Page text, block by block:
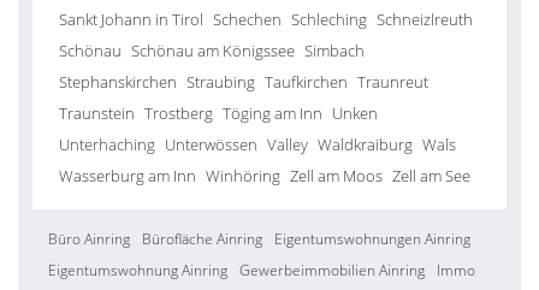
Sankt Johann in Tirol Schechen Schleching Schneizlreuth
Schönau Schönau am Königssee Simbach
Stephanskirchen Straubing Taufkirchen Traunreut
Traunstein Trostberg Töging am Inn Unken
Unterhaching Unterwössen Valley Waldkraiburg Wals
Wasserburg am Inn Winhöring Zell am Moos Zell am See
Büro Ainring Bürofläche Ainring
Eigentumswohnungen Ainring
Eigentumswohnung Ainring Gewerbeimmobilien Ainring
Immo